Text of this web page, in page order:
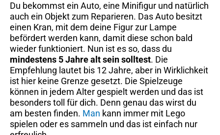
Du bekommst ein Auto, eine Minifigur und natürlich
auch ein Objekt zum Reparieren. Das Auto besitzt
einen Kran, mit dem deine Figur zur Lampe
befördert werden kann, damit diese schon bald
wieder funktioniert. Nun ist es so, dass du
mindestens 5 Jahre alt sein solltest. Die
Empfehlung lautet bis 12 Jahre, aber in Wirklichkeit
ist hier keine Grenze gesetzt. Die Spielzeuge
können in jedem Alter gespielt werden und das ist
besonders toll für dich. Denn genau das wirst du
am besten finden. Man kann immer mit Lego
spielen oder es sammeln und das ist einfach nur